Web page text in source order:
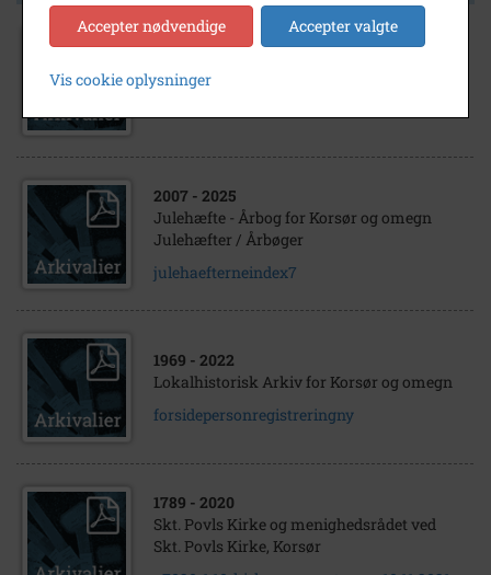
Lærer Kirsten Valborg Haar Korsør
2007 - 2025
Julehæfte - Årbog for Korsør og omegn
Julehæfter / Årbøger
julehaefterneindex7
1969 - 2022
Lokalhistorisk Arkiv for Korsør og omegn
forsidepersonregistreringny
1789 - 2020
Skt. Povls Kirke og menighedsrådet ved
Skt. Povls Kirke, Korsør
Accepter nødvendige Accepter valgte
Vis cookie oplysninger